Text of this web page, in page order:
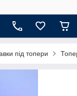
під топери